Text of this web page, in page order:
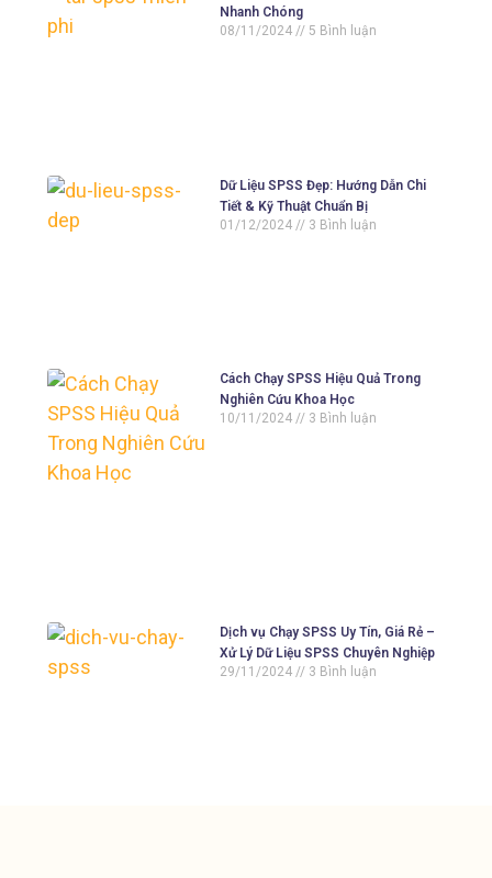
Nhanh Chóng
08/11/2024
5 Bình luận
Dữ Liệu SPSS Đẹp: Hướng Dẫn Chi
Tiết & Kỹ Thuật Chuẩn Bị
01/12/2024
3 Bình luận
Cách Chạy SPSS Hiệu Quả Trong
Nghiên Cứu Khoa Học
10/11/2024
3 Bình luận
Dịch vụ Chạy SPSS Uy Tín, Giá Rẻ –
Xử Lý Dữ Liệu SPSS Chuyên Nghiệp
29/11/2024
3 Bình luận